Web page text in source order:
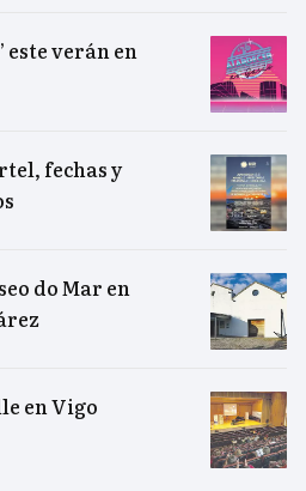
este verán en
fechas y
do Mar en
en Vigo